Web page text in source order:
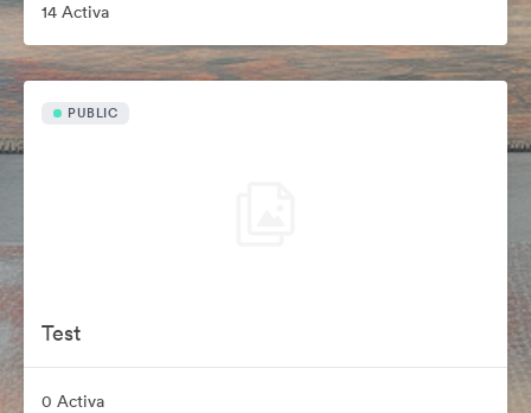
14 Activa
PUBLIC
Test
0 Activa